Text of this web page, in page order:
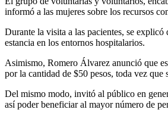
informó a las mujeres sobre los recursos
Durante la visita a las pacientes, se
estancia en los entornos hospitalarios.
Asimismo, Romero Álvarez anunció que
por la cantidad de $50 pesos, toda vez
Del mismo modo, invitó al público en
así poder beneficiar al mayor número de